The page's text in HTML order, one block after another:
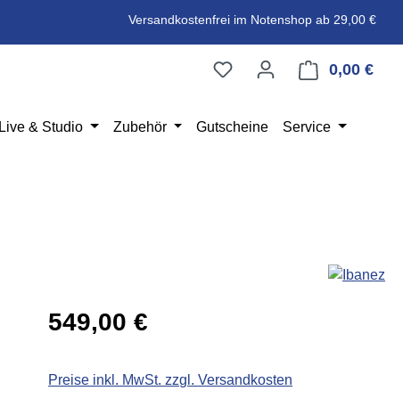
Versandkostenfrei im Notenshop ab 29,00 €
0,00 €
Live & Studio Zubehör Gutscheine Service
Regulärer Preis:
549,00 €
Preise inkl. MwSt. zzgl. Versandkosten